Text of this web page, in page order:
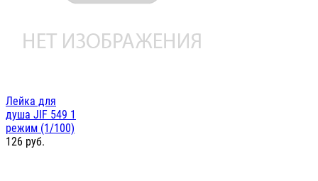
Лейка для
душа JIF 549 1
режим (1/100)
126 руб.